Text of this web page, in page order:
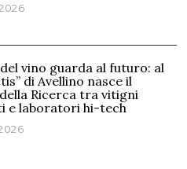
vino guarda al futuro: al
di Avellino nasce il
Ricerca tra vitigni
e laboratori hi-tech